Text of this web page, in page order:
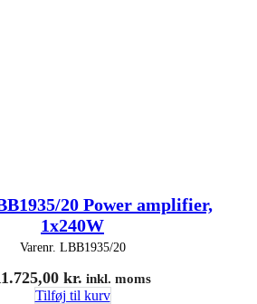
20 Power amplifier,
1x240W
Varenr. LBB1935/20
kr. inkl. moms
Tilføj til kurv